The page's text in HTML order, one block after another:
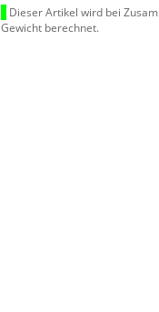
Dieser Artikel wird bei
Gewicht berechnet.